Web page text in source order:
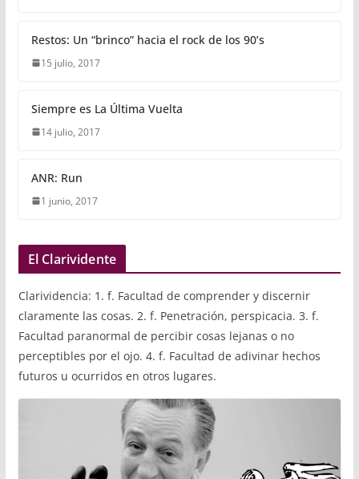
Restos: Un “brinco” hacia el rock de los 90’s
15 julio, 2017
Siempre es La Última Vuelta
14 julio, 2017
ANR: Run
1 junio, 2017
El Clarividente
Clarividencia: 1. f. Facultad de comprender y discernir
claramente las cosas. 2. f. Penetración, perspicacia. 3. f.
Facultad paranormal de percibir cosas lejanas o no
perceptibles por el ojo. 4. f. Facultad de adivinar hechos
futuros u ocurridos en otros lugares.